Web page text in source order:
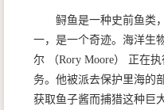
鲟鱼是一种史前鱼类
一，是一个奇迹。海洋生
尔 （Rory Moore） 正在
务。他被派去保护里海的
获取鱼子酱而捕猎这种巨